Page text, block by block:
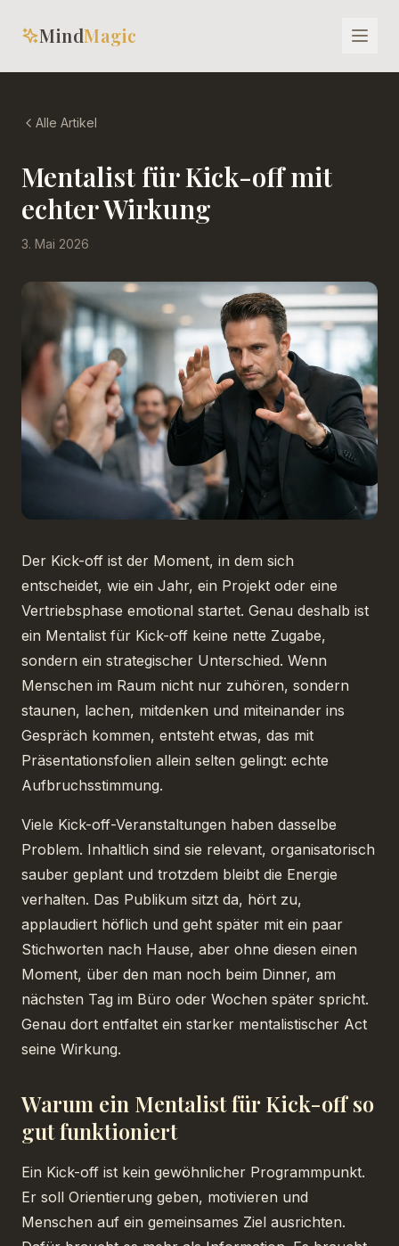
MindMagic
Alle Artikel
Mentalist für Kick-off mit
echter Wirkung
3. Mai 2026
Der Kick-off ist der Moment, in dem sich
entscheidet, wie ein Jahr, ein Projekt oder eine
Vertriebsphase emotional startet. Genau deshalb ist
ein Mentalist für Kick-off keine nette Zugabe,
sondern ein strategischer Unterschied. Wenn
Menschen im Raum nicht nur zuhören, sondern
staunen, lachen, mitdenken und miteinander ins
Gespräch kommen, entsteht etwas, das mit
Präsentationsfolien allein selten gelingt: echte
Aufbruchsstimmung.
Viele Kick-off-Veranstaltungen haben dasselbe
Problem. Inhaltlich sind sie relevant, organisatorisch
sauber geplant und trotzdem bleibt die Energie
verhalten. Das Publikum sitzt da, hört zu,
applaudiert höflich und geht später mit ein paar
Stichworten nach Hause, aber ohne diesen einen
Moment, über den man noch beim Dinner, am
nächsten Tag im Büro oder Wochen später spricht.
Genau dort entfaltet ein starker mentalistischer Act
seine Wirkung.
Warum ein Mentalist für Kick-off so
gut funktioniert
Ein Kick-off ist kein gewöhnlicher Programmpunkt.
Er soll Orientierung geben, motivieren und
Menschen auf ein gemeinsames Ziel ausrichten.